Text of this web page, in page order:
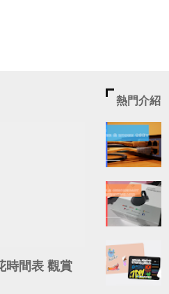
時間表 觀賞
熱門介紹